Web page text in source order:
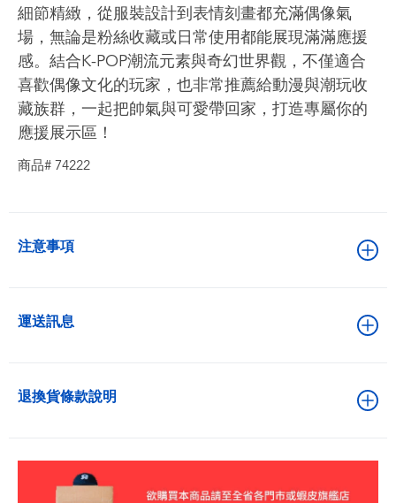
細節精緻，從服裝設計到表情刻畫都充滿偶像氣
場，無論是粉絲收藏或日常使用都能展現滿滿應援
感。結合K-POP潮流元素與奇幻世界觀，不僅適合
喜歡偶像文化的玩家，也非常推薦給動漫與潮玩收
藏族群，一起把帥氣與可愛帶回家，打造專屬你的
應援展示區！
商品# 74222
注意事項
運送訊息
退換貨條款說明